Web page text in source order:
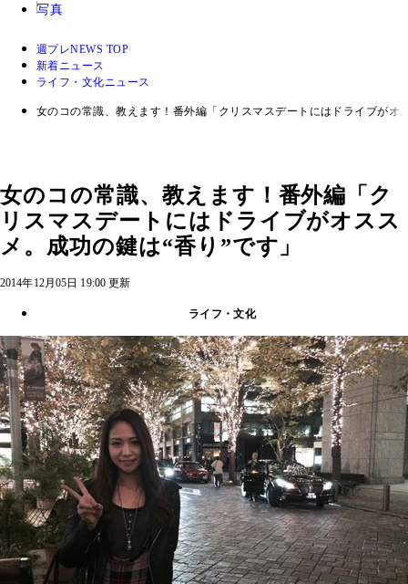
写真
週プレNEWS TOP
新着ニュース
ライフ・文化ニュース
女のコの常識、教えます！番外編「クリスマスデートにはドライブがオ
女のコの常識、教えます！番外編「ク
リスマスデートにはドライブがオスス
メ。成功の鍵は“香り”です」
2014年12月05日 19:00 更新
ライフ・文化